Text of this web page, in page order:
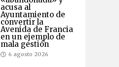
acusa al
Ayuntamiento de
convertir la
Avenida de Francia
en un ejemplo de
mala gestión
6 agosto 2026